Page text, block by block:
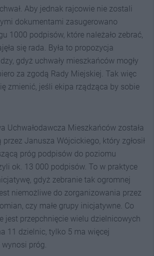
Aby jednak rajcowie nie zostali
dokumentami zasugerowano
1000 podpisów, które należało zebrać,
się rada. Była to propozycja
gdyż uchwały mieszkańców mogły
za zgodą Rady Miejskiej. Tak więc
zmienić, jeśli ekipa rządząca by sobie
Uchwałodawcza Mieszkańców została
Janusza Wójcickiego, który zgłosił
próg podpisów do poziomu
ok. 13 000 podpisów. To w praktyce
gdyż zebranie tak ogromnej
niemożliwe do zorganizowania przez
czy małe grupy inicjatywne. Co
jest przepchnięcie wielu dzielnicowych
11 dzielnic, tylko 5 ma więcej
próg.